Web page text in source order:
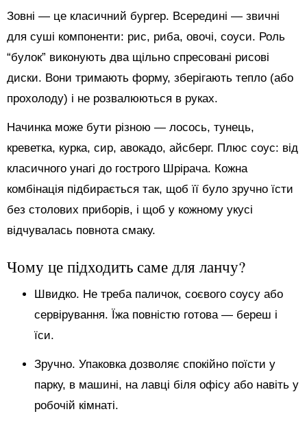
Зовні — це класичний бургер. Всередині — звичні
для суші компоненти: рис, риба, овочі, соуси. Роль
“булок” виконують два щільно спресовані рисові
диски. Вони тримають форму, зберігають тепло (або
прохолоду) і не розвалюються в руках.
Начинка може бути різною — лосось, тунець,
креветка, курка, сир, авокадо, айсберг. Плюс соус: від
класичного унагі до гострого Шрірача. Кожна
комбінація підбирається так, щоб її було зручно їсти
без столових приборів, і щоб у кожному укусі
відчувалась повнота смаку.
Чому це підходить саме для ланчу?
Швидко. Не треба паличок, соєвого соусу або
сервірування. Їжа повністю готова — береш і
їси.
Зручно. Упаковка дозволяє спокійно поїсти у
парку, в машині, на лавці біля офісу або навіть у
робочій кімнаті.